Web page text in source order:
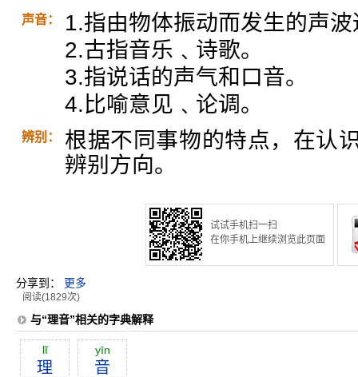
声音：
1.指由物体振动而发生的声
2.古指音乐﹑诗歌。
3.指说话的声气和口音。
4.比喻意见﹑论调。
辨别：
根据不同事物的特点，在认
辨别方向。
试试手机扫一扫
在你手机上继续浏览此页面
分享到： 更多
阅读(1829次)
与“理音”相关的字典解释
lĭ
理
yīn
音